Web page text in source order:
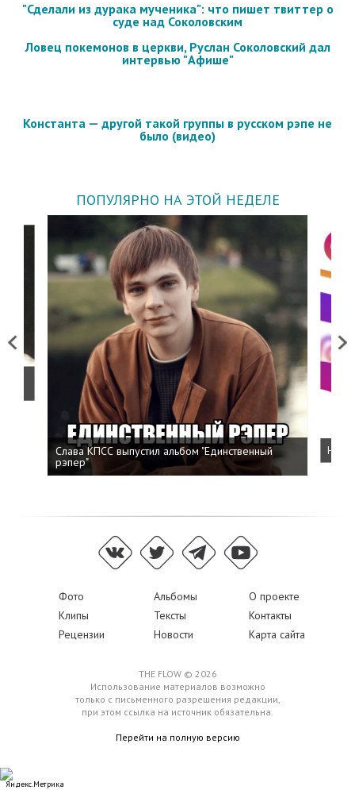
"Сделали из дурака мученика": что пишет твиттер о
суде над Соколовским
Ловец покемонов в церкви, Руслан Соколовский дал
интервью "Афише"
Константа — другой такой группы в русском рэпе не
было (видео)
ПОПУЛЯРНО НА ЭТОЙ НЕДЕЛЕ
Previous
Слава КПСС выпустил альбом "Единственный
рэпер"
Next
Фото Альбомы
О проекте
Клипы
Тексты
Контакты
Рецензии
Новости Карта сайта
THE FLOW © 2026
Использование материалов возможно
только с письменного разрешения редакции,
при этом ссылка на источник обязательна.
Перейти на полную версию